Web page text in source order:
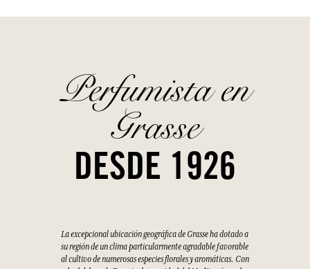
Perfumista en
Grasse
DESDE 1926
La excepcional ubicación geográfica de Grasse ha dotado a
su región de un clima particularmente agradable favorable
al cultivo de numerosas especies florales y aromáticas. Con